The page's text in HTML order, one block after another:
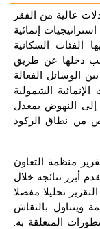
عالية من الفقر
إنمائية
السكانية
دخلها عن طريق
الفعالة
الشمولية
النهوض بمعدل
من نطاق الركود
منظمة التعاون
نتائجه خلال
تحليلا مفصلا
بالنقاش
المتعلقة به.